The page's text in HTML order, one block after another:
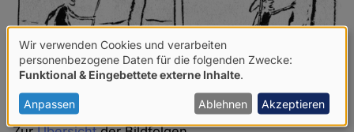
Verwendung
von
personenbezogenen
Wir verwenden Cookies und verarbeiten
personenbezogene Daten für die folgenden Zwecke:
Funktional & Eingebettete externe Inhalte.
Anpassen Ablehnen Akzeptieren